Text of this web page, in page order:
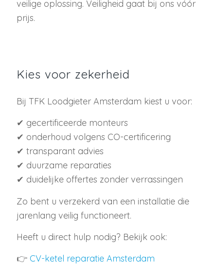
veilige oplossing. Veiligheid gaat bij ons vóór
prijs.
Kies voor zekerheid
Bij TFK Loodgieter Amsterdam kiest u voor:
✔ gecertificeerde monteurs
✔ onderhoud volgens CO-certificering
✔ transparant advies
✔ duurzame reparaties
✔ duidelijke offertes zonder verrassingen
Zo bent u verzekerd van een installatie die
jarenlang veilig functioneert.
Heeft u direct hulp nodig? Bekijk ook:
👉 CV-ketel reparatie Amsterdam